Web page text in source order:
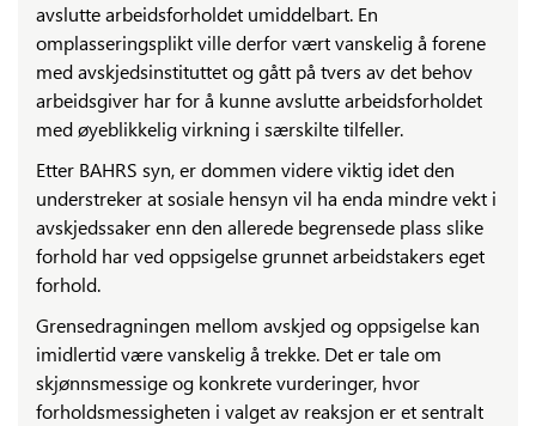
avslutte arbeidsforholdet umiddelbart. En
omplasseringsplikt ville derfor vært vanskelig å forene
med avskjedsinstituttet og gått på tvers av det behov
arbeidsgiver har for å kunne avslutte arbeidsforholdet
med øyeblikkelig virkning i særskilte tilfeller.
Etter BAHRS syn, er dommen videre viktig idet den
understreker at sosiale hensyn vil ha enda mindre vekt i
avskjedssaker enn den allerede begrensede plass slike
forhold har ved oppsigelse grunnet arbeidstakers eget
forhold.
Grensedragningen mellom avskjed og oppsigelse kan
imidlertid være vanskelig å trekke. Det er tale om
skjønnsmessige og konkrete vurderinger, hvor
forholdsmessigheten i valget av reaksjon er et sentralt